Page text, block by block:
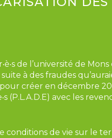
de l’université de
à des fraudes
créer en décembre
(P.L.A.D.E) avec les
conditions de vie sur le